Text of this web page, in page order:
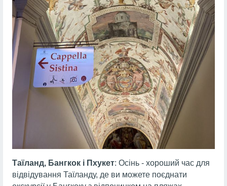
Таїланд, Бангкок і Пхукет: Осінь - хороший час для
відвідування Таїланду, де ви можете поєднати